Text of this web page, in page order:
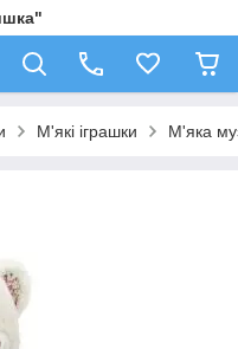
М'які іграшки М'яка